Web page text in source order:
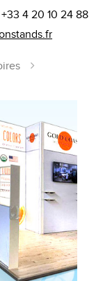
+33 4 20 10 24 88